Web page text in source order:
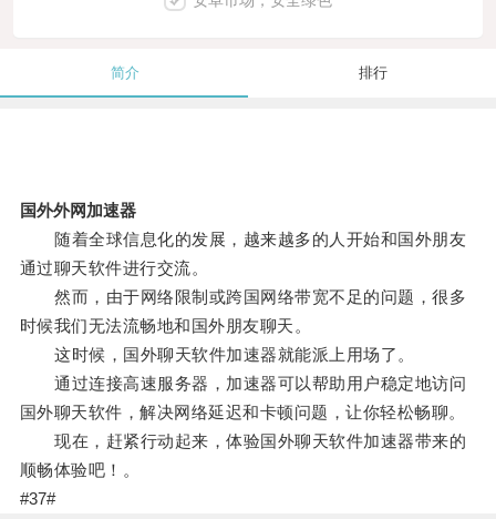
简介 排行
国外外网加速器
随着全球信息化的发展，越来越多的人开始和国外朋友
通过聊天软件进行交流。
然而，由于网络限制或跨国网络带宽不足的问题，很多
时候我们无法流畅地和国外朋友聊天。
这时候，国外聊天软件加速器就能派上用场了。
通过连接高速服务器，加速器可以帮助用户稳定地访问
国外聊天软件，解决网络延迟和卡顿问题，让你轻松畅聊。
现在，赶紧行动起来，体验国外聊天软件加速器带来的
顺畅体验吧！。
#37#